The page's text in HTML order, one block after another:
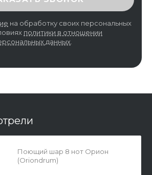
на обработку своих персональных
политики в отношении
данных.
Поющий шар 8 нот Орион
(Oriondrum)